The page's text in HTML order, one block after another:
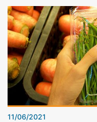
11/06/2021